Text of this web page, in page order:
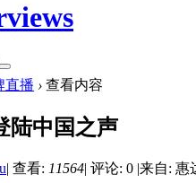
直播 › 查看内容
陆中国之声
| 查看: 11564| 评论: 0 |来自: 惠